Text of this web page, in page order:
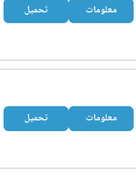
معلومات تحميل
معلومات تحميل